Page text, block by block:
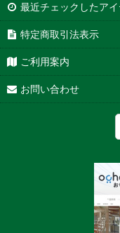
最近チェックしたア
特定商取引法表示
ご利用案内
お問い合わせ